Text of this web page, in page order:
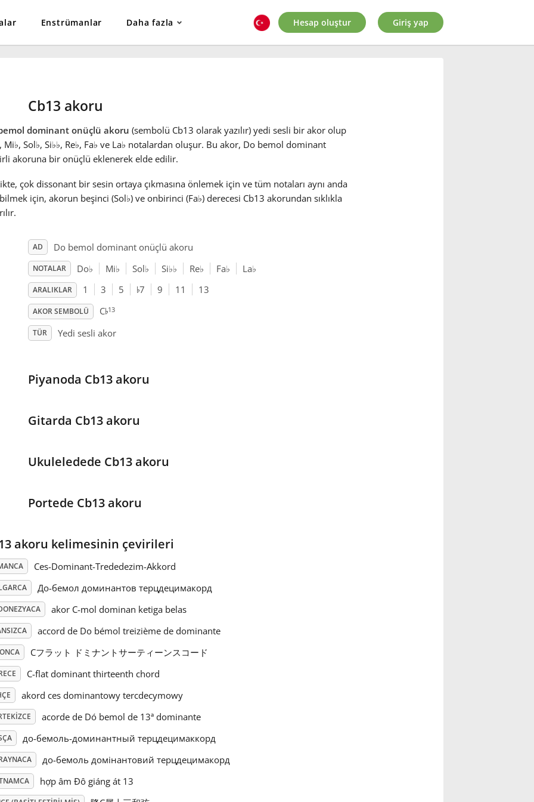
Enstrümanlar Daha fazla Hesap oluştur Giriş yap
Cb13 akoru
dominant onüçlü akoru (sembolü Cb13 olarak yazılır) yedi sesli bir akor olup
, Mi♭, Sol♭, Si♭♭, Re♭, Fa♭ ve La♭ notalardan oluşur. Bu akor, Do bemol dominant
akoruna bir onüçlü eklenerek elde edilir.
çok dissonant bir sesin ortaya çıkmasına önlemek için ve tüm notaları aynı anda
için, akorun beşinci (Sol♭) ve onbirinci (Fa♭) derecesi Cb13 akorundan sıklıkla
AD Do bemol dominant onüçlü akoru
NOTALAR Do♭ Mi♭ Sol♭ Si♭♭ Re♭ Fa♭ La♭
ARALIKLAR 1 3 5 ♭7 9 11 13
AKOR SEMBOLÜ C♭13
TÜR Yedi sesli akor
Piyanoda Cb13 akoru
Gitarda Cb13 akoru
Ukuleledede Cb13 akoru
Portede Cb13 akoru
akoru kelimesinin çevirileri
Ces-Dominant-Trededezim-Akkord
До-бемол доминантов терцдецимакорд
akor C-mol dominan ketiga belas
accord de Do bémol treizième de dominante
Cフラット ドミナントサーティーンスコード
C-flat dominant thirteenth chord
akord ces dominantowy tercdecymowy
acorde de Dó bemol de 13ª dominante
до-бемоль-доминантный терцдецимаккорд
до-бемоль домінантовий терцдецимакорд
hợp âm Đô giáng át 13